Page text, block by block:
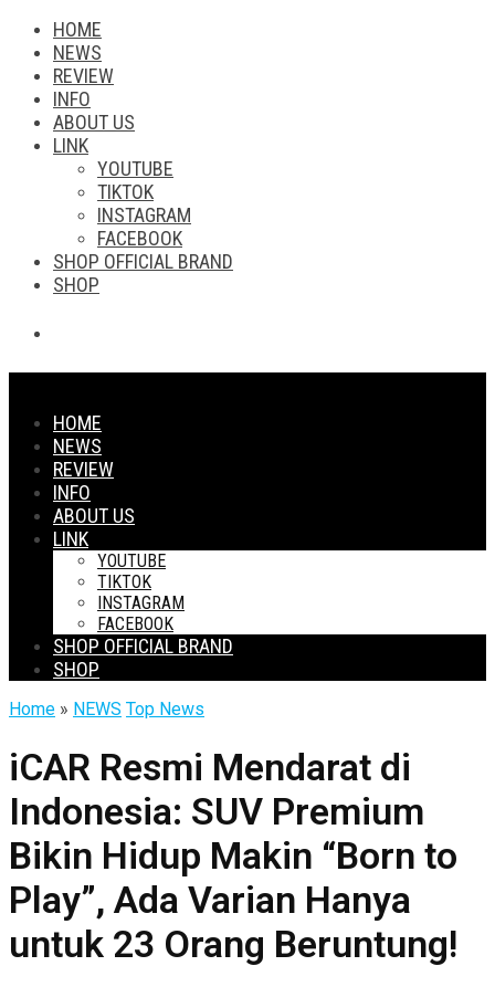
HOME
NEWS
REVIEW
INFO
ABOUT US
LINK
YOUTUBE
TIKTOK
INSTAGRAM
FACEBOOK
SHOP OFFICIAL BRAND
SHOP
HOME
NEWS
REVIEW
INFO
ABOUT US
LINK
YOUTUBE
TIKTOK
INSTAGRAM
FACEBOOK
SHOP OFFICIAL BRAND
SHOP
Home » NEWS Top News
iCAR Resmi Mendarat di
Indonesia: SUV Premium
Bikin Hidup Makin “Born to
Play”, Ada Varian Hanya
untuk 23 Orang Beruntung!